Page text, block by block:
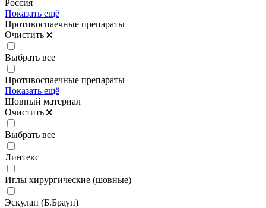
Россия
Показать ещё
Противоспаечные препараты
Очистить
Выбрать все
Противоспаечные препараты
Показать ещё
Шовный материал
Очистить
Выбрать все
Линтекс
Иглы хирургические (шовные)
Эскулап (Б.Браун)